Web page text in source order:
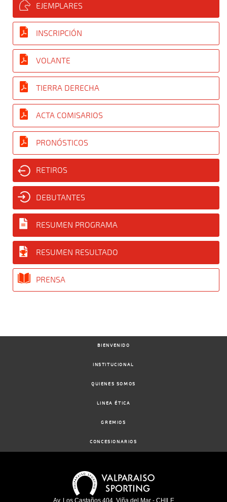
EJEMPLARES
INSCRIPCIÓN
VOLANTE
TIERRA DERECHA
ACTA COMISARIOS
PRONÓSTICOS
RETIROS
DEBUTANTES
RESUMEN PROGRAMA
RESUMEN RESULTADO
PRENSA
BIENVENIDO
INSTITUCIONAL
QUIENES SOMOS
LINEA ÉTICA
GREMIOS
CONCESIONARIOS
Av. Los Castaños 404, Viña del Mar - CHILE